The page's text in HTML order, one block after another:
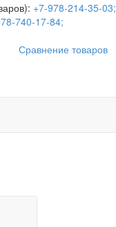
+7-978-214-35-03;
740-17-84;
Сравнение товаров